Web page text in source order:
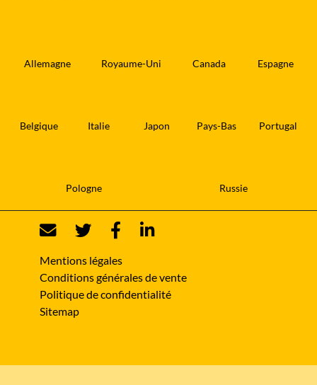
Allemagne Royaume-Uni Canada Espagne
Belgique Italie Japon Pays-Bas Portugal
Pologne Russie
Mentions légales
Conditions générales de vente
Politique de confidentialité
Sitemap